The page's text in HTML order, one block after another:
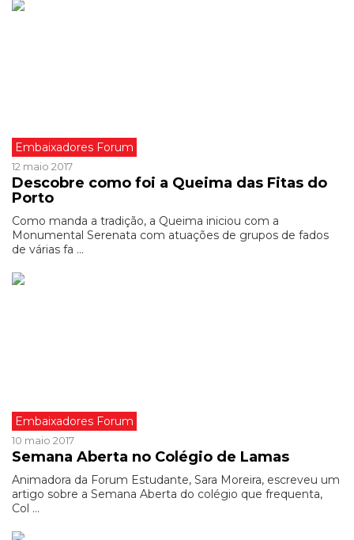
Embaixadores Forum
12 maio 2017
Descobre como foi a Queima das Fitas do
Porto
Como manda a tradição, a Queima iniciou com a
Monumental Serenata com atuações de grupos de fados
de várias fa ...
Embaixadores Forum
10 maio 2017
Semana Aberta no Colégio de Lamas
Animadora da Forum Estudante, Sara Moreira, escreveu um
artigo sobre a Semana Aberta do colégio que frequenta,
Col ...